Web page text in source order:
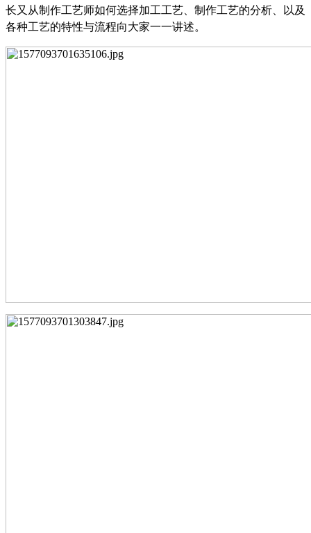
长又从制作工艺师如何选择加工工艺、制作工艺的分析、以及
各种工艺的特性与流程向大家一一讲述。